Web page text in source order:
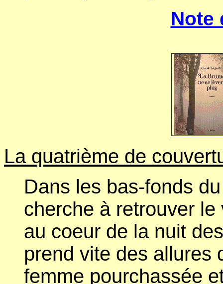
Note
La quatrième de
Dans les bas-fonds
cherche à retrouver
au coeur de la nuit
prend vite des allures
femme pourchassée